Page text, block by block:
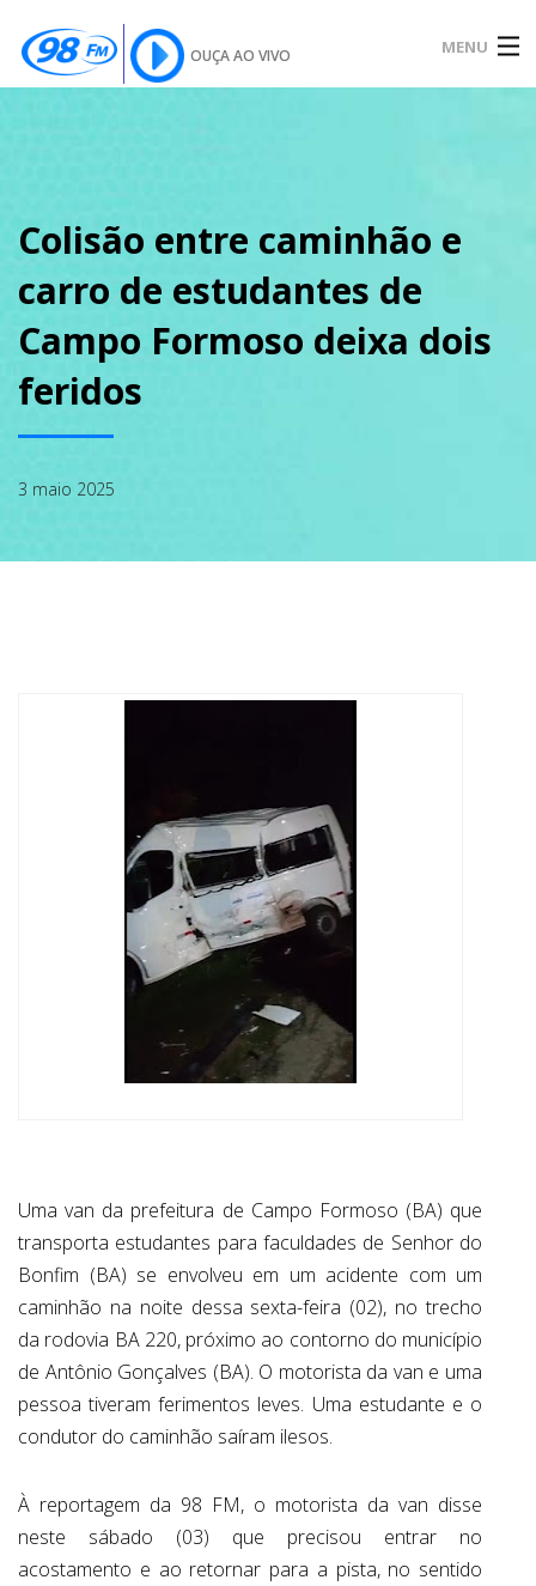
OUÇA AO VIVO MENU
SOBRE
PODCAST
GALERIA
Colisão entre caminhão e
carro de estudantes de
Campo Formoso deixa dois
feridos
3 maio 2025
Uma van da prefeitura de Campo Formoso (BA) que
transporta estudantes para faculdades de Senhor do
Bonfim (BA) se envolveu em um acidente com um
caminhão na noite dessa sexta-feira (02), no trecho
da rodovia BA 220, próximo ao contorno do município
de Antônio Gonçalves (BA). O motorista da van e uma
pessoa tiveram ferimentos leves. Uma estudante e o
condutor do caminhão saíram ilesos.
À reportagem da 98 FM, o motorista da van disse
neste sábado (03) que precisou entrar no
acostamento e ao retornar para a pista, no sentido